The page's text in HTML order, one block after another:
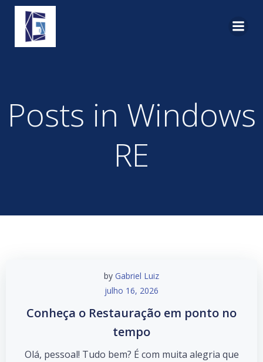
Posts in Windows
RE
by Gabriel Luiz
julho 16, 2026
Conheça o Restauração em ponto no
tempo
Olá, pessoal! Tudo bem? É com muita alegria que